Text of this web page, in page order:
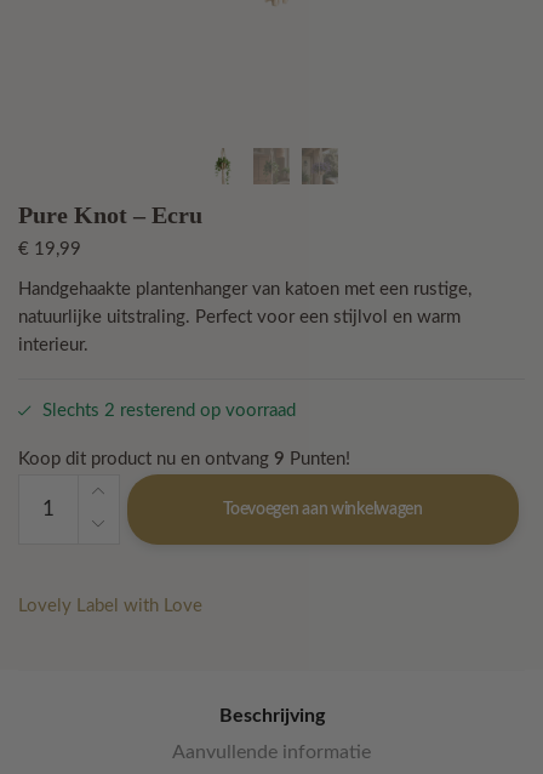
Pure Knot – Ecru
€ 19,99
Handgehaakte plantenhanger van katoen met een rustige,
natuurlijke uitstraling. Perfect voor een stijlvol en warm
interieur.
Slechts 2 resterend op voorraad
Koop dit product nu en ontvang 9 Punten!
Knot
aantal
Toevoegen aan winkelwagen
Lovely Label with Love
Beschrijving
Aanvullende informatie